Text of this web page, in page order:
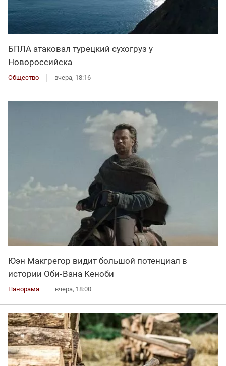
БПЛА атаковал турецкий сухогруз у
Новороссийска
Общество вчера, 18:16
Юэн Макгрегор видит большой потенциал в
истории Оби‑Вана Кеноби
Панорама вчера, 18:00